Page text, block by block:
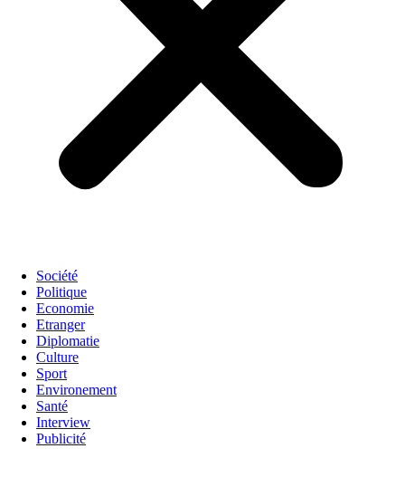
Société
Politique
Economie
Etranger
Diplomatie
Culture
Sport
Environement
Santé
Interview
Publicité